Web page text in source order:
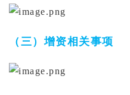
（三）增资相关事项